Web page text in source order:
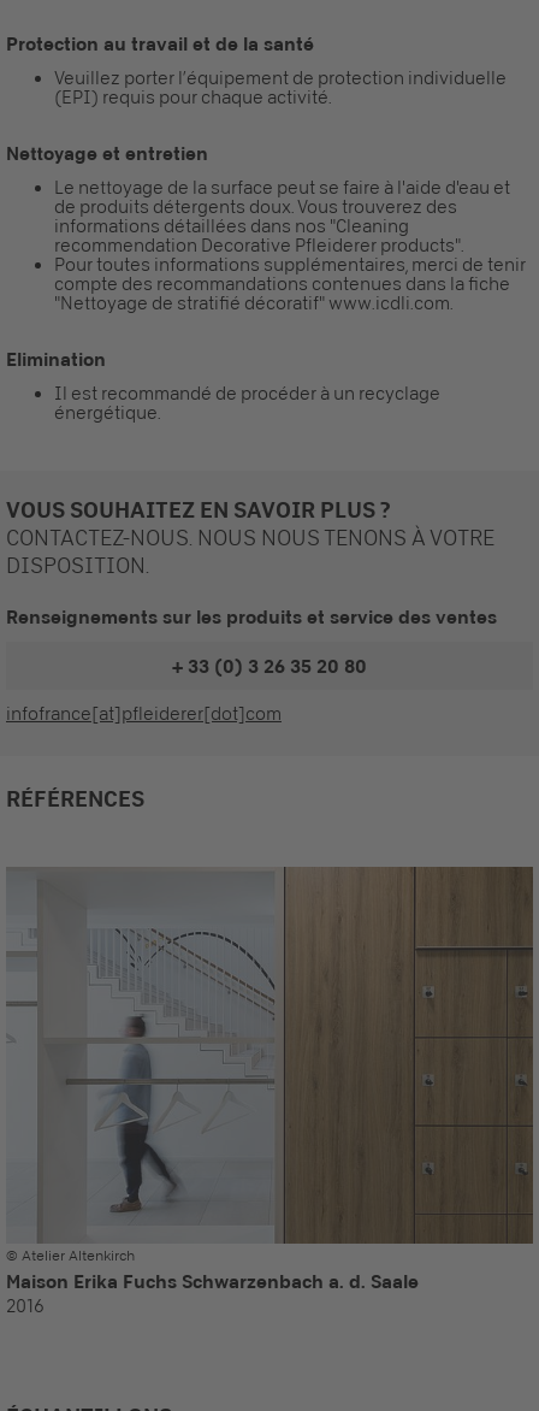
Protection au travail et de la santé
Veuillez porter l’équipement de protection individuelle
(EPI) requis pour chaque activité.
Nettoyage et entretien
Le nettoyage de la surface peut se faire à l'aide d'eau et
de produits détergents doux. Vous trouverez des
informations détaillées dans nos "Cleaning
recommendation Decorative Pfleiderer products".
Pour toutes informations supplémentaires, merci de tenir
compte des recommandations contenues dans la fiche
"Nettoyage de stratifié décoratif" www.icdli.com.
Elimination
Il est recommandé de procéder à un recyclage
énergétique.
VOUS SOUHAITEZ EN SAVOIR PLUS ?
CONTACTEZ-NOUS. NOUS NOUS TENONS À VOTRE
DISPOSITION.
Renseignements sur les produits et service des ventes
+ 33 (0) 3 26 35 20 80
infofrance[at]pfleiderer[dot]com
RÉFÉRENCES
© Atelier Altenkirch
Maison Erika Fuchs Schwarzenbach a. d. Saale
2016